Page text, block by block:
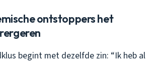
ontstoppers het
begint met dezelfde zin: “Ik heb al